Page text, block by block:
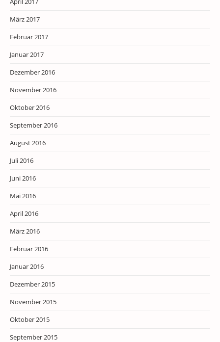
März 2017
Februar 2017
Januar 2017
Dezember 2016
November 2016
Oktober 2016
September 2016
August 2016
Juli 2016
Juni 2016
Mai 2016
April 2016
März 2016
Februar 2016
Januar 2016
Dezember 2015
November 2015
Oktober 2015
September 2015